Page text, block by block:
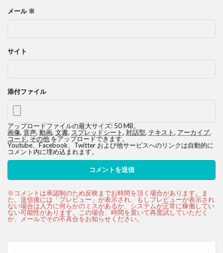
メール ※
サイト
添付ファイル
アップロードファイルの最大サイズ: 50 MB。
画像, 音声, 動画, 文書, スプレッドシート, 対話型, テキスト, アーカイブ,
コード,その他をアップロードできます。
Youtube、Facebook、Twitter および他サービスへのリンクは自動的に
コメント内に埋め込まれます。